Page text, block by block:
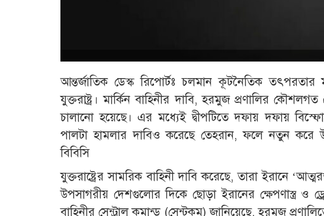
আন্তর্জাতিক ডেস্ক রিপোর্টঃ চলমান কূটনৈতিক তৎপরতার
যুক্তরাষ্ট্র। মার্কিন বাহিনীর দাবি, হরমুজ প্রণালির
চালানো হয়েছে। এর মধ্যেই দ্বীপটিতে দফায় দফায়
পালটা হামলার দাবিও করেছে তেহরান, ফলে নতুন করে
বিবিসি
যুক্তরাষ্ট্রের সামরিক বাহিনী দাবি করেছে, তারা ইরানে
উপসাগরীয় দেশগুলোর দিকে ছোড়া ইরানের ক্ষেপণাস্ত্র ও
বাহিনীর সেন্ট্রাল কমান্ড (সেন্টকম) জানিয়েছে, হরমুজ